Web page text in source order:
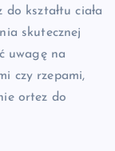
kształtu ciała
skutecznej
uwagę na
czy rzepami,
ortez do